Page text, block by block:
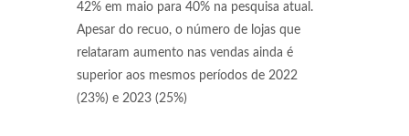
42% em maio para 40% na pesquisa atual.
Apesar do recuo, o número de lojas que
relataram aumento nas vendas ainda é
superior aos mesmos períodos de 2022
(23%) e 2023 (25%)